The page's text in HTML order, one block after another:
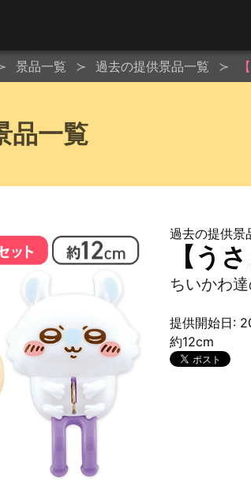
景品一覧 過去の提供景品一覧
品一覧
過去の提供景
【う
ちいかわ
提供開始日:
約12cm